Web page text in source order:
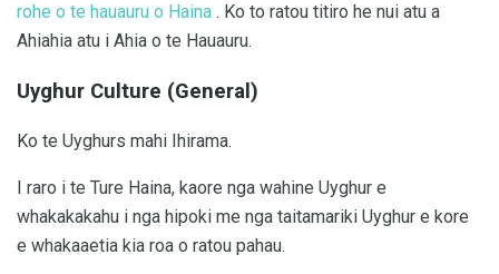
rohe o te hauauru o Haina . Ko to ratou titiro he nui atu a
Ahiahia atu i Ahia o te Hauauru.
Uyghur Culture (General)
Ko te Uyghurs mahi Ihirama.
I raro i te Ture Haina, kaore nga wahine Uyghur e
whakakakahu i nga hipoki me nga taitamariki Uyghur e kore
e whakaaetia kia roa o ratou pahau.